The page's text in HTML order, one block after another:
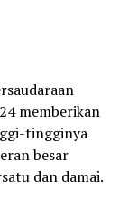
memberikan
tingginya
besar
dan damai.